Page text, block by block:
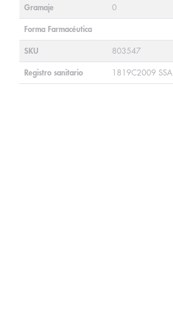
Gramaje 0
Forma Farmacéutica
SKU 803547
Registro sanitario 1819C2009 SSA